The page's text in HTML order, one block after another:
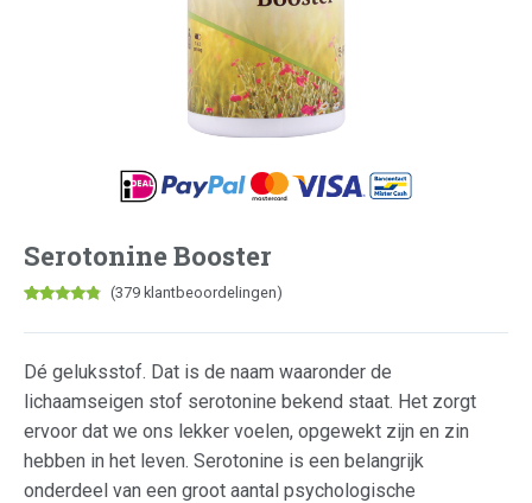
Serotonine Booster
4.59op 5
klantbeoordelingen
(379 klantbeoordelingen)
Dé geluksstof. Dat is de naam waaronder de
lichaamseigen stof serotonine bekend staat. Het zorgt
ervoor dat we ons lekker voelen, opgewekt zijn en zin
hebben in het leven. Serotonine is een belangrijk
onderdeel van een groot aantal psychologische